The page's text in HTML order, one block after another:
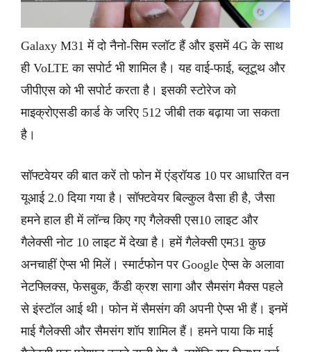
Galaxy M31 में दो नैनो-सिम स्लॉट हैं और इसमें 4G के साथ
ही VoLTE का सपोर्ट भी शामिल है। यह वाई-फाई, ब्लूटूथ और
जीपीएस को भी सपोर्ट करता है। इसकी स्टोरेज को
माइक्रोएसडी कार्ड के जरिए 512 जीबी तक बढ़ाया जा सकता
है।
सॉफ्टवेयर की बात करें तो फोन में एंड्रॉयड 10 पर आधारित वन
यूआई 2.0 दिया गया है। सॉफ्टवेयर बिल्कुल वैसा ही है, जैसा
हमने हाल ही में लॉन्च किए गए गैलेक्सी एस10 लाइट और
गैलेक्सी नोट 10 लाइट में देखा है। हमें गैलेक्सी एम31 कुछ
अनचाहीं ऐप्स भी मिलें। स्मार्टफोन पर Google ऐप्स के अलावा
नेटफ्लिक्स, फेसबुक, कैंडी क्रश सागा और सैमसंग मैक्स पहले
से इंस्टॉल आई थी। फोन में सैमसंग की अपनी ऐप्स भी हैं। इनमें
माई गैलेक्सी और सैमसंग शॉप शामिल हैं। हमने पाया कि माई